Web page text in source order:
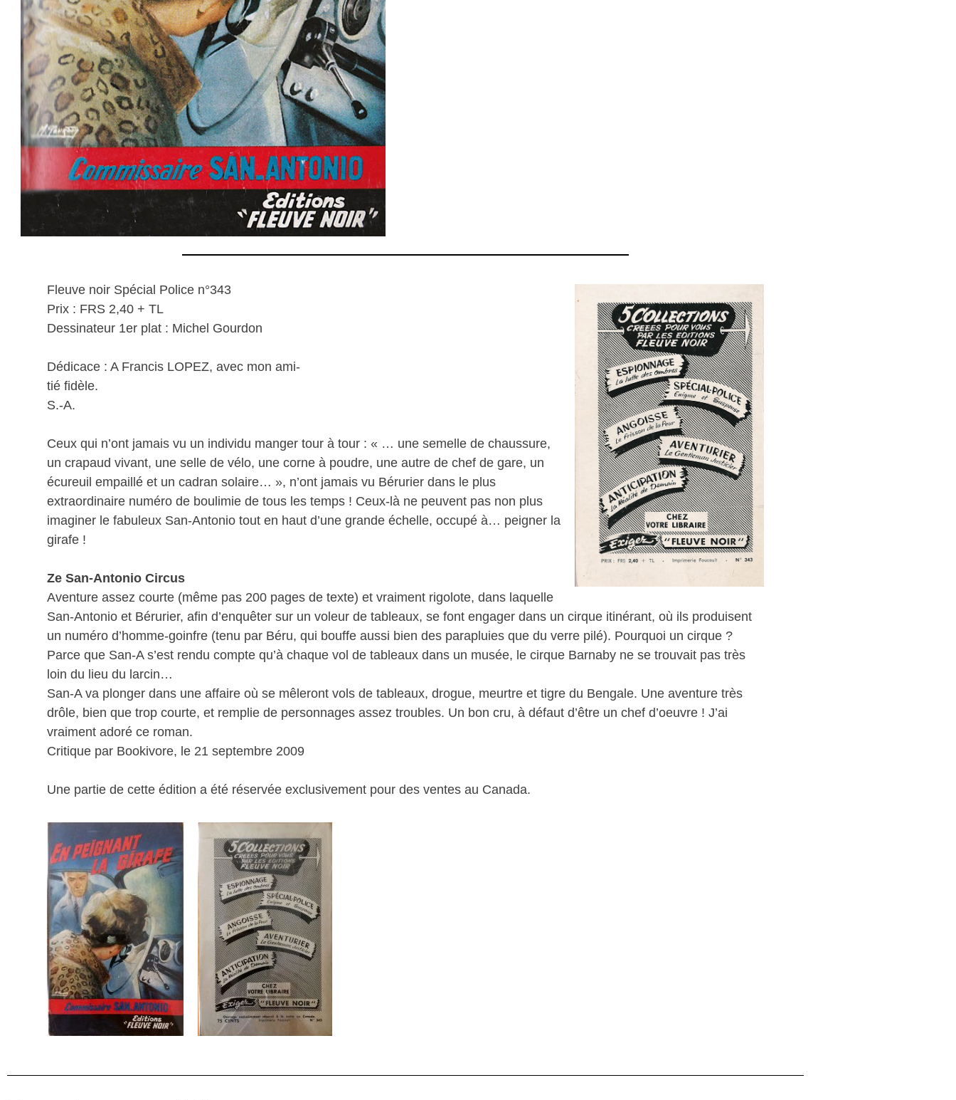
Fleuve noir Spécial Police n°343
Prix : FRS 2,40 + TL
Dessinateur 1er plat : Michel Gourdon
Dédicace : A Francis LOPEZ, avec mon ami-
tié fidèle.
S.-A.
Ceux qui n’ont jamais vu un individu manger tour à tour : « … une semelle de chaussure,
un crapaud vivant, une selle de vélo, une corne à poudre, une autre de chef de gare, un
écureuil empaillé et un cadran solaire… », n’ont jamais vu Bérurier dans le plus
extraordinaire numéro de boulimie de tous les temps ! Ceux-là ne peuvent pas non plus
imaginer le fabuleux San-Antonio tout en haut d’une grande échelle, occupé à… peigner la
girafe !
Ze San-Antonio Circus
Aventure assez courte (même pas 200 pages de texte) et vraiment rigolote, dans laquelle
San-Antonio et Bérurier, afin d’enquêter sur un voleur de tableaux, se font engager dans un cirque itinérant, où ils produisent
un numéro d’homme-goinfre (tenu par Béru, qui bouffe aussi bien des parapluies que du verre pilé). Pourquoi un cirque ?
Parce que San-A s’est rendu compte qu’à chaque vol de tableaux dans un musée, le cirque Barnaby ne se trouvait pas très
loin du lieu du larcin…
San-A va plonger dans une affaire où se mêleront vols de tableaux, drogue, meurtre et tigre du Bengale. Une aventure très
drôle, bien que trop courte, et remplie de personnages assez troubles. Un bon cru, à défaut d’être un chef d’oeuvre ! J’ai
vraiment adoré ce roman.
Critique par Bookivore, le 21 septembre 2009
Une partie de cette édition a été réservée exclusivement pour des ventes au Canada.